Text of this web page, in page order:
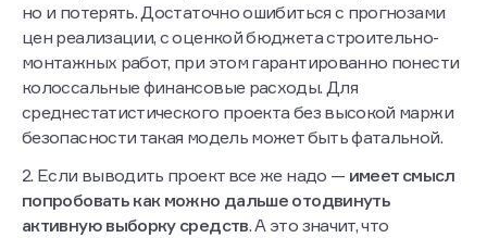
но и потерять. Достаточно ошибиться с прогнозами
цен реализации, с оценкой бюджета строительно-
монтажных работ, при этом гарантированно понести
колоссальные финансовые расходы. Для
среднестатистического проекта без высокой маржи
безопасности такая модель может быть фатальной.
2. Если выводить проект все же надо — имеет смысл
попробовать как можно дальше отодвинуть
активную выборку средств. А это значит, что